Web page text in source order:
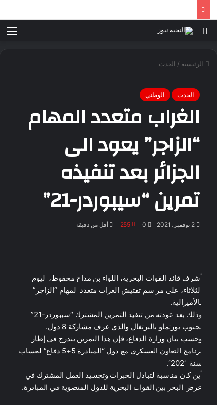
بحث عن
الرئيسية / الحدث
الحدث الوطني
الغراب متعدد المهام
“الزاجر” يعود الى
الجزائر بعد تنفيذه
تمرين “سيبوردر-21”
2 نوفمبر، 2021 0
255 أقل من دقيقة
أشرف قائد القوات البحرية، اللواء بن مداح محفوظ، اليوم
الثلاثاء، على مراسم تفتيش الغراب متعدد المهام “الزاجر”
بالأميرالية.
وذلك بعد عودته من تنفيذ التمرين المشترك “سيبوردر-21”
بجنوب بورتماو بالبرتغال والذي عرف مشاركة 8 دول.
وحسب بيان وزارة الدفاع، فإن هذا التمرين يندرج في إطار
برنامج التعاون العسكري مع دول “المبادرة 5+5 دفاع” لحساب
سنة 2021″.
أين كان مناسبة لتبادل الخبرات وتجسيد العمل المشترك في
عرض البحر بين القوات البحرية للدول المنضوية في المبادرة.